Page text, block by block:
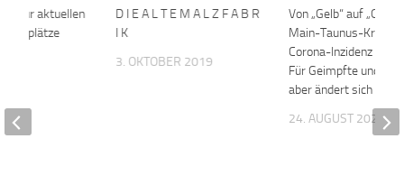
D I E A L T E M A L Z F A B R
I K
3. OKTOBER 2019
Von „Gelb“ auf
Main-Taunus-Kreis –
Corona-Inzidenz über
Für Geimpfte und
aber ändert sich fast
24. AUGUST 2021
zur aktuellen
Kitaplätze